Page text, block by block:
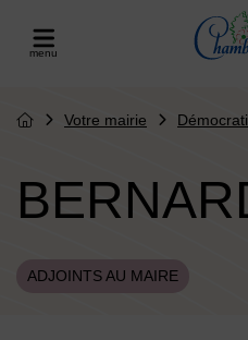
le menu
Page d'accueil du site
Votre mairie
ADJOINTS AU MAIRE